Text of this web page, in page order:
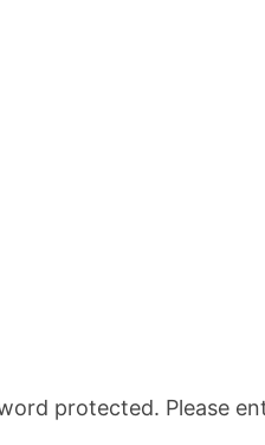
protected. Please